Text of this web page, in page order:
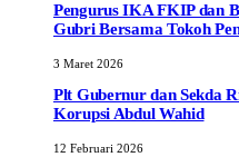
Pengurus IKA FKIP dan
Gubri Bersama Tokoh
3 Maret 2026
Plt Gubernur dan Sekda
Korupsi Abdul Wahid
12 Februari 2026